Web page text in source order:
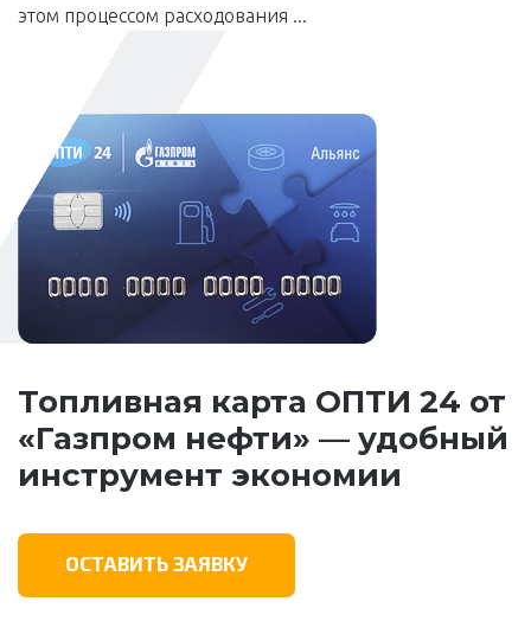
этом процессом расходования ...
Топливная карта ОПТИ 24 от
«Газпром нефти» — удобный
инструмент экономии
ОСТАВИТЬ ЗАЯВКУ